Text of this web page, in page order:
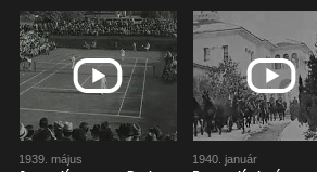
1939. május
1940. január